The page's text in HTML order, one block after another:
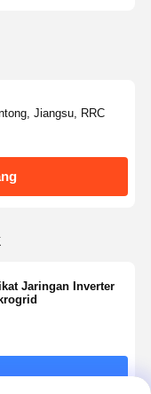
Jiangsu, RRC
Jaringan Inverter